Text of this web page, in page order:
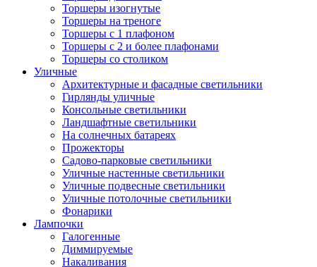
Торшеры изогнутые
Торшеры на треноге
Торшеры с 1 плафоном
Торшеры с 2 и более плафонами
Торшеры со столиком
Уличные
Архитектурные и фасадные светильники
Гирлянды уличные
Консольные светильники
Ландшафтные светильники
На солнечных батареях
Прожекторы
Садово-парковые светильники
Уличные настенные светильники
Уличные подвесные светильники
Уличные потолочные светильники
Фонарики
Лампочки
Галогенные
Диммируемые
Накаливания